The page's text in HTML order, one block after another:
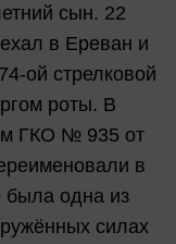
сын. 22
в Ереван и
ой стрелковой
роты. В
ГКО № 935 от
в
была одна из
силах